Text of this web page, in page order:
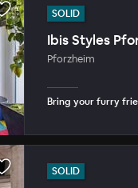
SOLID
Ibis Styles
Pforzheim
Bring your furry
SOLID